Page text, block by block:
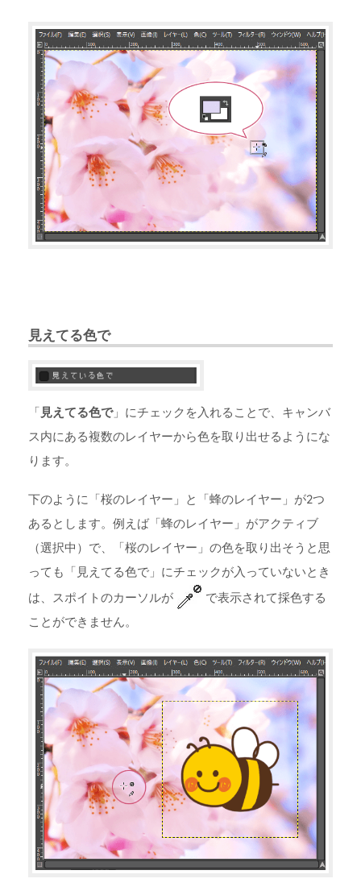
見えてる色で
「 見えてる色で」にチェックを入れることで、キャンバ
ス内にある複数のレイヤーから色を取り出せるようにな
ります。
下のように「桜のレイヤー」と「蜂のレイヤー」が2つ
あるとします。例えば「蜂のレイヤー」がアクティブ
（選択中）で、「桜のレイヤー」の色を取り出そうと思
っても「見えてる色で」にチェックが入っていないとき
は、スポイトのカーソルが
で表示されて採色する
ことができません。